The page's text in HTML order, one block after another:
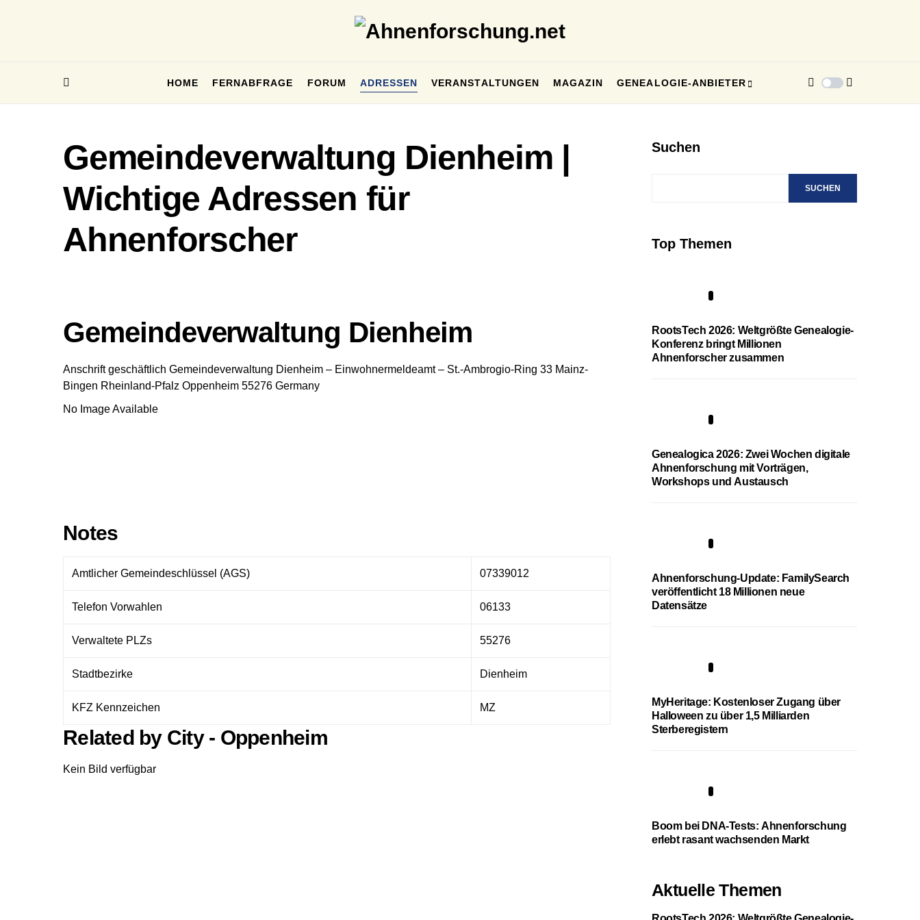
HOME FERNABFRAGE FORUM ADRESSEN VERANSTALTUNGEN MAGAZIN GENEALOGIE-ANBIETER
Gemeindeverwaltung Dienheim |
Wichtige Adressen für
Ahnenforscher
Gemeindeverwaltung Dienheim
Anschrift geschäftlich Gemeindeverwaltung Dienheim – Einwohnermeldeamt – St.-Ambrogio-Ring 33 Mainz-
Bingen Rheinland-Pfalz Oppenheim 55276 Germany
No Image Available
Notes
Amtlicher Gemeindeschlüssel (AGS) 07339012
Telefon Vorwahlen 06133
Verwaltete PLZs 55276
Stadtbezirke Dienheim
KFZ Kennzeichen MZ
Related by City - Oppenheim
Kein Bild verfügbar
Suchen
SUCHEN
Top Themen
RootsTech 2026: Weltgrößte Genealogie-
Konferenz bringt Millionen
Ahnenforscher zusammen
Genealogica 2026: Zwei Wochen digitale
Ahnenforschung mit Vorträgen,
Workshops und Austausch
Ahnenforschung-Update: FamilySearch
veröffentlicht 18 Millionen neue
Datensätze
MyHeritage: Kostenloser Zugang über
Halloween zu über 1,5 Milliarden
Sterberegistern
Boom bei DNA-Tests: Ahnenforschung
erlebt rasant wachsenden Markt
Aktuelle Themen